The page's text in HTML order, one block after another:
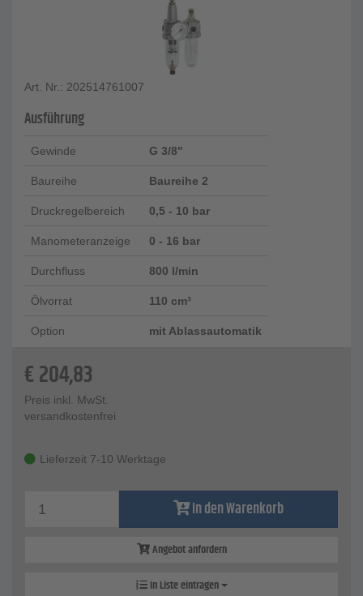
Art. Nr.: 202514761007
Ausführung
Gewinde G 3/8"
Baureihe Baureihe 2
Druckregelbereich 0,5 - 10 bar
Manometeranzeige 0 - 16 bar
Durchfluss 800 l/min
Ölvorrat 110 cm³
Option mit Ablassautomatik
€204,83
Preis inkl. MwSt.
versandkostenfrei
Lieferzeit 7-10 Werktage
In den Warenkorb
Angebot anfordern
In Liste eintragen